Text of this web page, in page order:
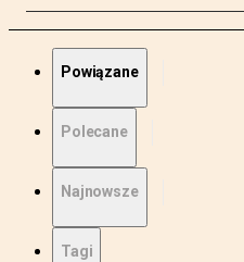
Powiązane
Polecane
Najnowsze
Tagi